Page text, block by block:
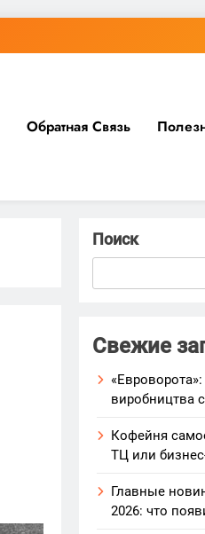
Обратная Связь
Поиск
Свежие
виробництва
Кофейня
ТЦ или
Главные
2026: что